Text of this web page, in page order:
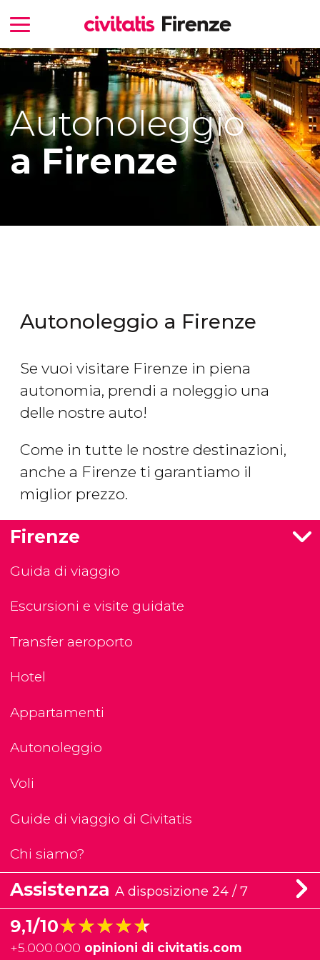
Autonoleggio
a Firenze
Autonoleggio a Firenze
Se vuoi visitare Firenze in piena
autonomia, prendi a noleggio una
delle nostre auto!
Come in tutte le nostre destinazioni,
anche a Firenze ti garantiamo il
miglior prezzo.
Firenze
Guida di viaggio
Escursioni e visite guidate
Transfer aeroporto
Hotel
Appartamenti
Autonoleggio
Voli
Guide di viaggio di Civitatis
Chi siamo?
Assistenza A disposizione 24 / 7
9,1/10★★★★★
★★★★★
+5.000.000 opinioni di civitatis.com